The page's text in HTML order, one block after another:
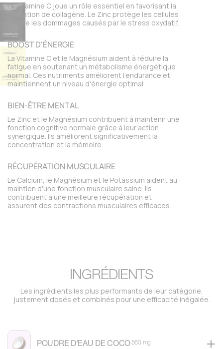
La Vitamine C joue un rôle essentiel en favorisant la
formation de collagène. Le Zinc protège les cellules
contre les dommages causés par le stress oxydatif.
BOOST D'ÉNERGIE
La Vitamine C et le Magnésium aident à réduire la
fatigue en soutenant un métabolisme énergétique
normal. Ces nutriments améliorent l'endurance et
maintiennent un niveau d'énergie optimal.
BIEN-ÊTRE MENTAL
Le Zinc et le Magnésium contribuent à maintenir une
fonction cognitive normale grâce à leur action
synergique. Ils améliorent significativement la
concentration et la mémoire.
RÉCUPÉRATION MUSCULAIRE
Le Calcium, le Magnésium et le Potassium aident au
maintien d'une fonction musculaire saine. Ils
contribuent à une meilleure récupération et
assurent des contractions musculaires efficaces.
INGRÉDIENTS
Les ingrédients les plus performants de leur catégorie,
justement dosés et combinés pour une efficacité inégalée.
POUDRE D'EAU DE COCO560 mg